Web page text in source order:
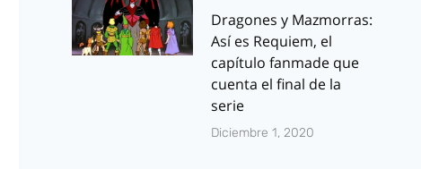
Dragones y Mazmorras:
Así es Requiem, el
capítulo fanmade que
cuenta el final de la
serie
Diciembre 1, 2020